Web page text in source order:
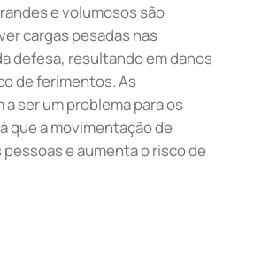
e volumosos são
cargas pesadas nas
defesa, resultando em danos
de ferimentos. As
ser um problema para os
que a movimentação de
e aumenta o risco de